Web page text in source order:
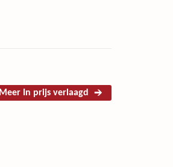
Meer In prijs verlaagd